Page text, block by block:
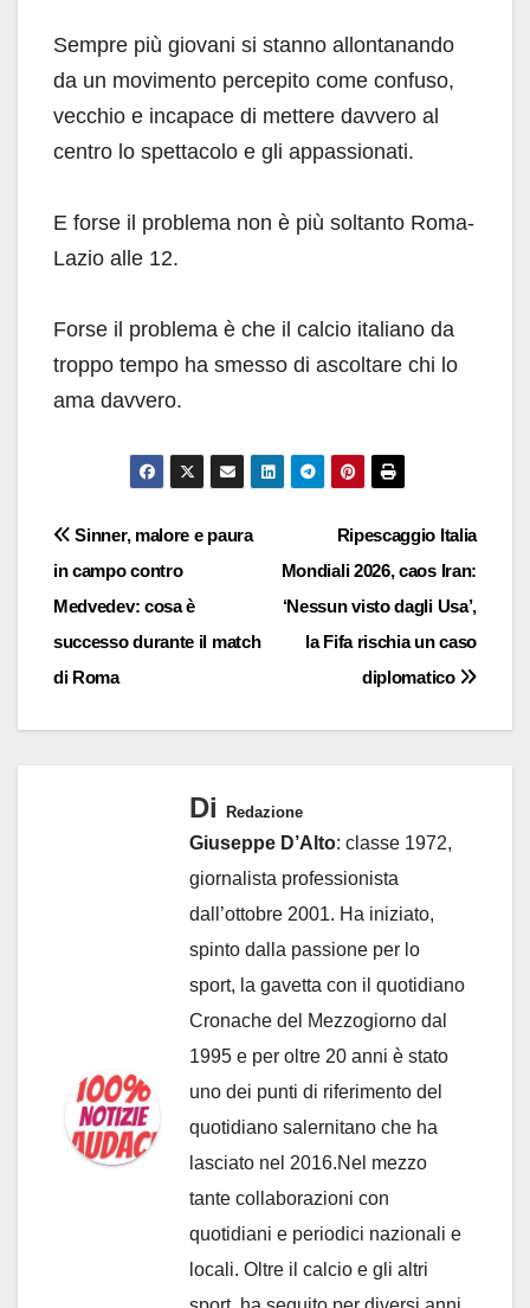
Sempre più giovani si stanno allontanando
da un movimento percepito come confuso,
vecchio e incapace di mettere davvero al
centro lo spettacolo e gli appassionati.
E forse il problema non è più soltanto Roma-
Lazio alle 12.
Forse il problema è che il calcio italiano da
troppo tempo ha smesso di ascoltare chi lo
ama davvero.
Navigazione
articoli
Ripescaggio Italia
Mondiali 2026, caos Iran:
‘Nessun visto dagli Usa’,
la Fifa rischia un caso
diplomatico
Sinner, malore e paura
in campo contro
Medvedev: cosa è
successo durante il match
di Roma
Di Redazione
Giuseppe D’Alto: classe 1972,
giornalista professionista
dall’ottobre 2001. Ha iniziato,
spinto dalla passione per lo
sport, la gavetta con il quotidiano
Cronache del Mezzogiorno dal
1995 e per oltre 20 anni è stato
uno dei punti di riferimento del
quotidiano salernitano che ha
lasciato nel 2016.Nel mezzo
tante collaborazioni con
quotidiani e periodici nazionali e
locali. Oltre il calcio e gli altri